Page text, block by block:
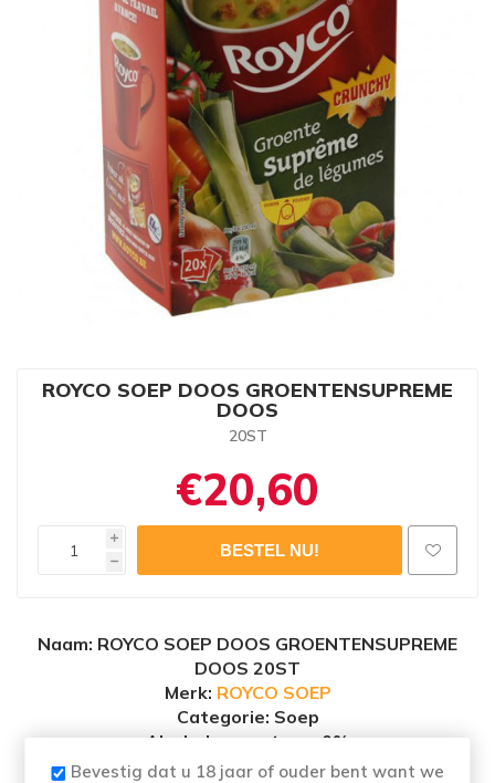
ROYCO SOEP DOOS GROENTENSUPREME
DOOS
20ST
€20,60
i
h
Naam: ROYCO SOEP DOOS GROENTENSUPREME
DOOS 20ST
Merk: ROYCO SOEP
Categorie: Soep
Alcoholpercentage: 0%
Bevestig dat u 18 jaar of ouder bent want we